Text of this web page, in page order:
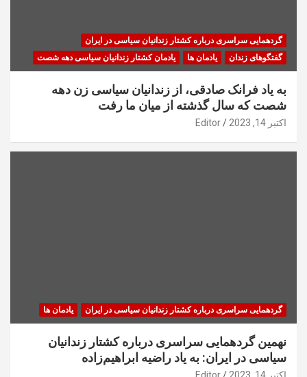
گردهمایی سراسری درباره کشتار زندانیان سیاسی در ایران
گفتگوهای زندان
یادمان ها یادمان کشتار زندانیان سیاسی دهه شصت
به یاد فرانک صادقی، از زندانیان سیاسی زن دهه
شصت که سال گذشته از میان ما رفت
اکتبر 14, 2023 Editor
گردهمایی سراسری درباره کشتار زندانیان سیاسی در ایران یادمان ها
نهمین گردهمایی سراسری درباره کشتار زندانیان
سیاسی در ایران: به یاد راضیه ابراهیم‌زاده